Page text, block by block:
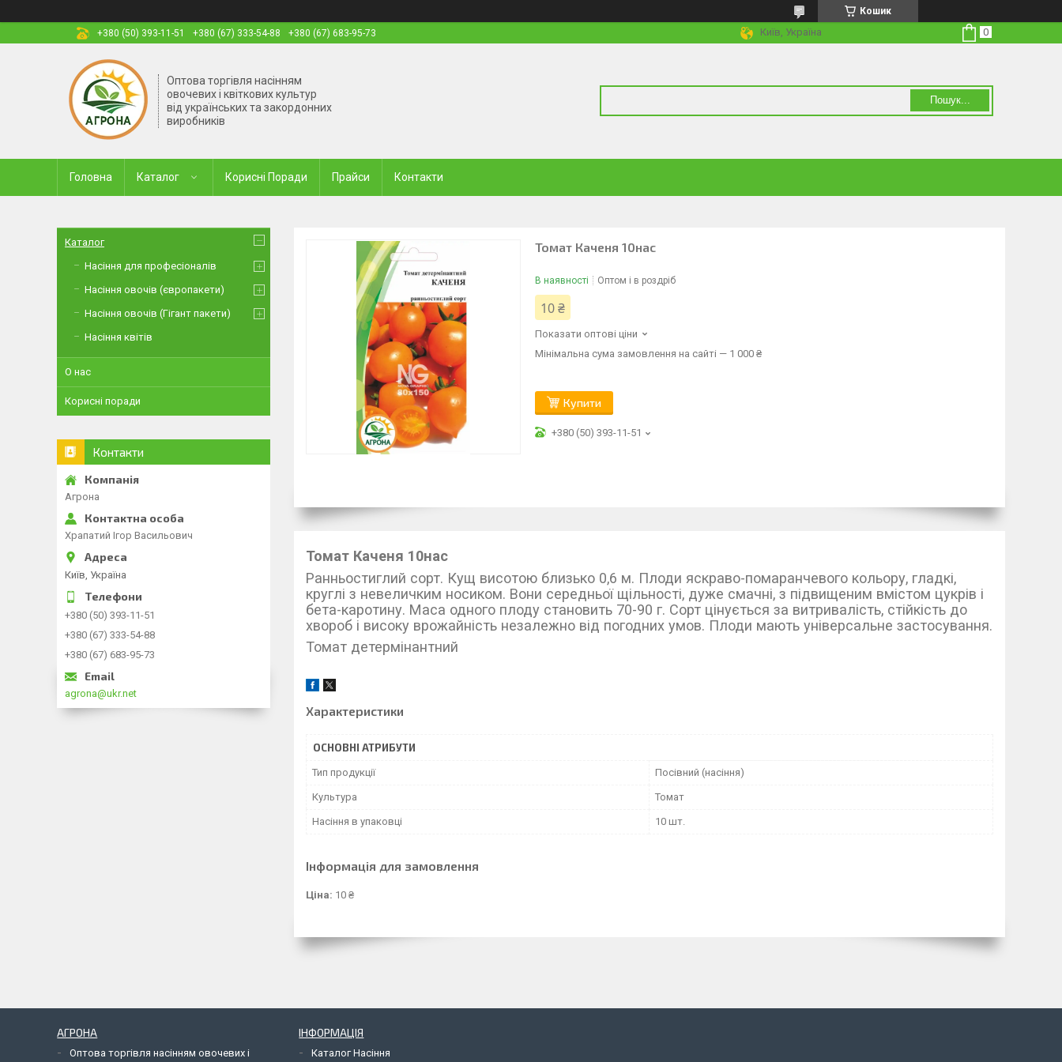
Кошик
+380 (50) 393-11-51
+380 (67) 333-54-88 +380 (67) 683-95-73 Київ, Україна
Оптова торгівля насінням
овочевих і квіткових культур
від українських та закордонних
виробників
Пошук...
Головна Каталог Корисні Поради Прайси Контакти
Томат Каченя 10нас
В наявності Оптом і в роздріб
10 ₴
Показати оптові ціни
Мінімальна сума замовлення на сайті — 1 000 ₴
Купити
+380 (50) 393-11-51
Томат Каченя 10нас
Ранньостиглий сорт. Кущ висотою близько 0,6 м. Плоди яскраво-помаранчевого кольору, гладкі,
круглі з невеличким носиком. Вони середньої щільності, дуже смачні, з підвищеним вмістом цукрів і
бета-каротину. Маса одного плоду становить 70-90 г. Сорт цінується за витривалість, стійкість до
хвороб і високу врожайність незалежно від погодних умов. Плоди мають універсальне застосування.
Томат детермінантний
Характеристики
ОСНОВНІ АТРИБУТИ
Тип продукції Посівний (насіння)
Культура Томат
Насіння в упаковці 10 шт.
Інформація для замовлення
Ціна: 10 ₴
Каталог
Насіння для професіоналів
Насіння овочів (європакети)
Насіння овочів (Гігант пакети)
Насіння квітів
О нас
Корисні поради
Контакти
Агрона
Храпатий Ігор Васильович
Київ, Україна
+380 (50) 393-11-51
+380 (67) 333-54-88
+380 (67) 683-95-73
agrona@ukr.net
АГРОНА
Оптова торгівля насінням овочевих і
ІНФОРМАЦІЯ
Каталог Насіння